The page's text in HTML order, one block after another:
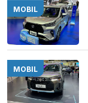
MOBIL
MOBIL